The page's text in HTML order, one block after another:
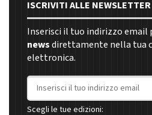
ISCRIVITI ALLE
Inserisci il tuo indirizzo email
newsdirettamente nella tua
elettronica.
Indirizzo email
Scegli le tue edizioni: